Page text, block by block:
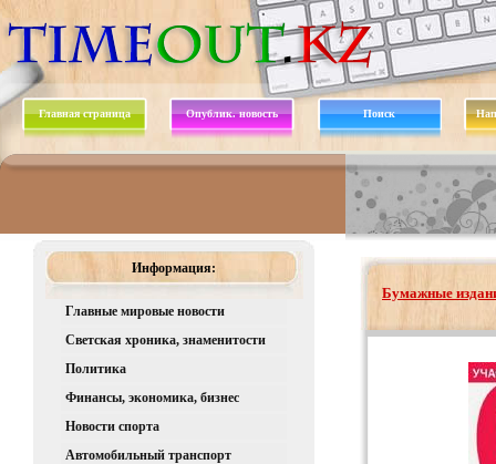
Главная страница Опублик. новость Поиск
Информация:
Главные мировые новости
Светская хроника, знаменитости
Политика
Финансы, экономика, бизнес
Новости спорта
Автомобильный транспорт
Бумажные